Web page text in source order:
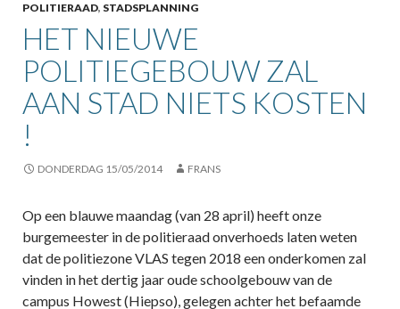
POLITIERAAD, STADSPLANNING
HET NIEUWE
POLITIEGEBOUW ZAL
AAN STAD NIETS KOSTEN
!
DONDERDAG 15/05/2014 FRANS
Op een blauwe maandag (van 28 april) heeft onze
burgemeester in de politieraad onverhoeds laten weten
dat de politiezone VLAS tegen 2018 een onderkomen zal
vinden in het dertig jaar oude schoolgebouw van de
campus Howest (Hiepso), gelegen achter het befaamde